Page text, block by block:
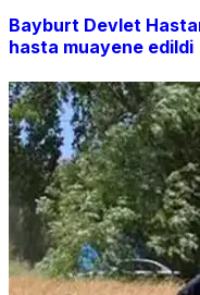
Bayburt Devlet
hasta muayene edildi